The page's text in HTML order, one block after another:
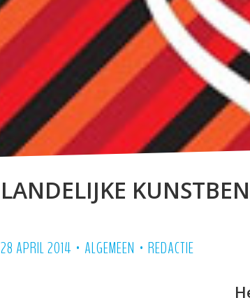
LANDELIJKE
28 APRIL 2014 • ALGEMEEN • REDACTIE